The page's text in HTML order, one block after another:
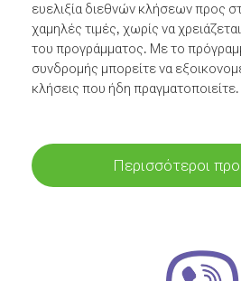
ευελιξία διεθνών κλήσεων προς
χαμηλές τιμές, χωρίς να
του προγράμματος. Με το
συνδρομής μπορείτε να
κλήσεις που ήδη πραγματοποιείτε.
Περισσότεροι